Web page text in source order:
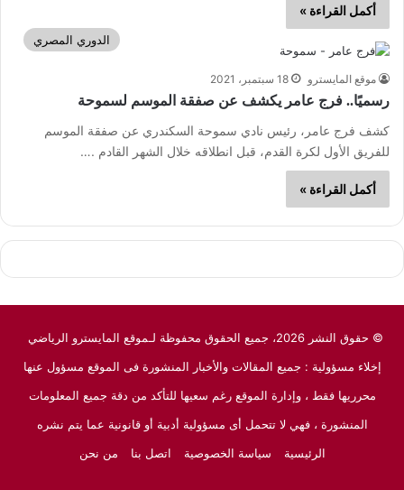
أكمل القراءة »
الدوري المصري
موقع المايسترو 18 سبتمبر، 2021
رسميًا.. فرج عامر يكشف عن صفقة الموسم لسموحة
كشف فرج عامر، رئيس نادي سموحة السكندري عن صفقة الموسم
للفريق الأول لكرة القدم، قبل انطلاقه خلال الشهر القادم .…
أكمل القراءة »
© حقوق النشر 2026، جميع الحقوق محفوظة لـموقع المايسترو الرياضي
إخلاء مسؤولية : جميع المقالات والأخبار المنشورة فى الموقع مسؤول عنها
محرريها فقط ، وإدارة الموقع رغم سعيها للتأكد من دقة جميع المعلومات
المنشورة ، فهي لا تتحمل أى مسؤولية أدبية أو قانونية عما يتم نشره
الرئيسية
سياسة الخصوصية اتصل بنا من نحن